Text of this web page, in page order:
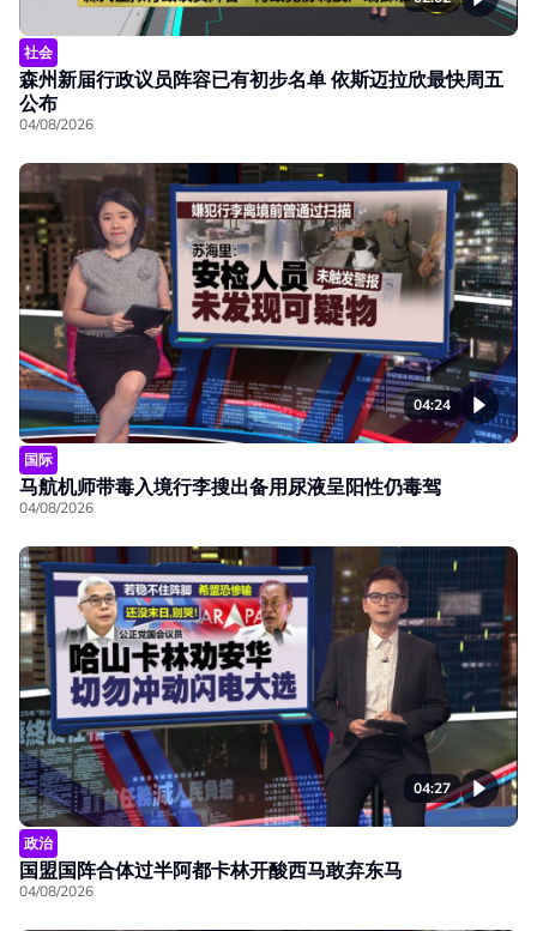
社会
森州新届行政议员阵容已有初步名单 依斯迈拉欣最快周五
公布
04/08/2026
04:24
国际
马航机师带毒入境行李搜出备用尿液呈阳性仍毒驾
04/08/2026
04:27
政治
国盟国阵合体过半阿都卡林开酸西马敢弃东马
04/08/2026